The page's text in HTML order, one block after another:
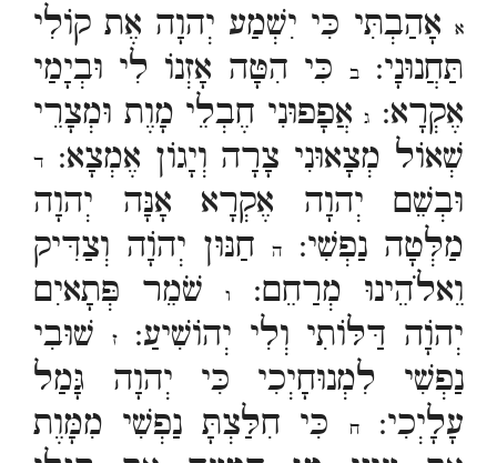
א אָהַבְתִּי כִּי יִשְׁמַע יְהוָה אֶת קוֹלִי
תַּחֲנוּנָי:ב
כִּי הִטָּה אָזְנוֹ לִי וּבְיָמַי
אֶקְרָא: גאֲפָפוּנִי חֶבְלֵי מָוֶת וּמְצָרֵי
שְׁאוֹל מְצָאוּנִי צָרָה וְיָגוֹן אֶמְצָא:
ד
וּבְשֵׁם יְהוָה אֶקְרָא אָנָּה יְהוָה
מַלְּטָה נַפְשִׁי:
ה
חַנּוּן יְהוָֹה וְצַדִּיק
וֵאלֹהֵינוּ מְרַחֵם:
ו
שֹׁמֵר פְּתָאיִם
יְהוָֹה דַּלּוֹתִי וְלִי יְהוֹשִׁיעַ:ז
שׁוּבִי
נַפְשִׁי לִמְנוּחָיְכִי כִּי יְהוָה גָּמַל
עָלָיְכִי:ח
כִּי חִלַּצְתָּ נַפְשִׁי מִמָּוֶת